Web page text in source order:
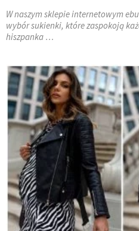
W naszym sklepie internetowym
wybór sukienki, które zaspokoją
hiszpanka …